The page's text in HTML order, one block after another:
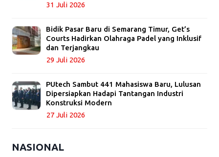
31 Juli 2026
Bidik Pasar Baru di Semarang Timur, Get’s
Courts Hadirkan Olahraga Padel yang Inklusif
dan Terjangkau
29 Juli 2026
PUtech Sambut 441 Mahasiswa Baru, Lulusan
Dipersiapkan Hadapi Tantangan Industri
Konstruksi Modern
27 Juli 2026
NASIONAL